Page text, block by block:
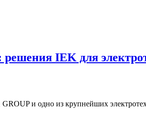
IEK для
и одно из крупнейших